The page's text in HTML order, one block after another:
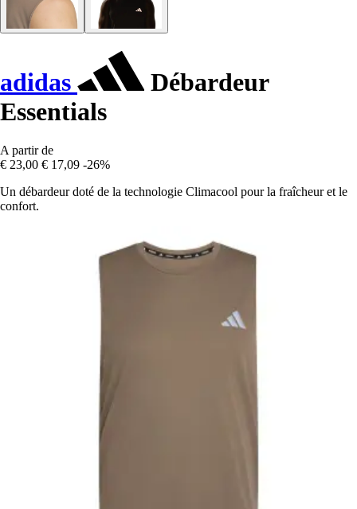
adidas
Débardeur
Essentials
A partir de
€ 23,00 € 17,09 -26%
Un débardeur doté de la technologie Climacool pour la fraîcheur et le
confort.